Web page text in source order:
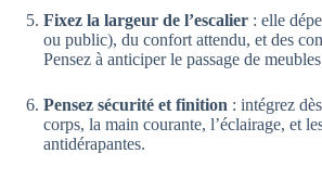
Fixez la largeur de l’escalier : elle
ou public), du confort attendu, et des
Pensez à anticiper le passage de
Pensez sécurité et finition : intégrez
corps, la main courante, l’éclairage, et
antidérapantes.